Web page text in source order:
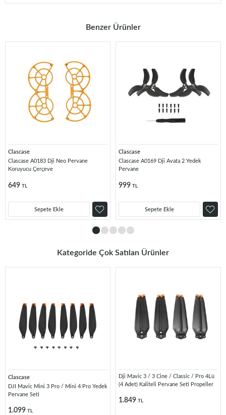
Benzer Ürünler
Clascase
Clascase A0183 Dji Neo Pervane
Koruyucu Çerçeve
649 TL
Sepete Ekle
Clascase
Clascase A0169 Dji Avata 2 Yedek
Pervane
999 TL
Sepete Ekle
Kategoride Çok Satılan Ürünler
Clascase
DJI Mavic Mini 3 Pro / Mini 4 Pro Yedek
Pervane Seti
1.099 TL
Dji Mavic 3 / 3 Cine / Classic / Pro 4Lü
(4 Adet) Kaliteli Pervane Seti Propeller
1.849 TL